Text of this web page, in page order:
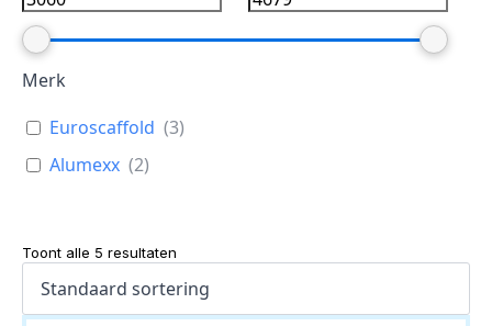
Merk
Euroscaffold (3)
Alumexx (2)
Toont alle 5 resultaten